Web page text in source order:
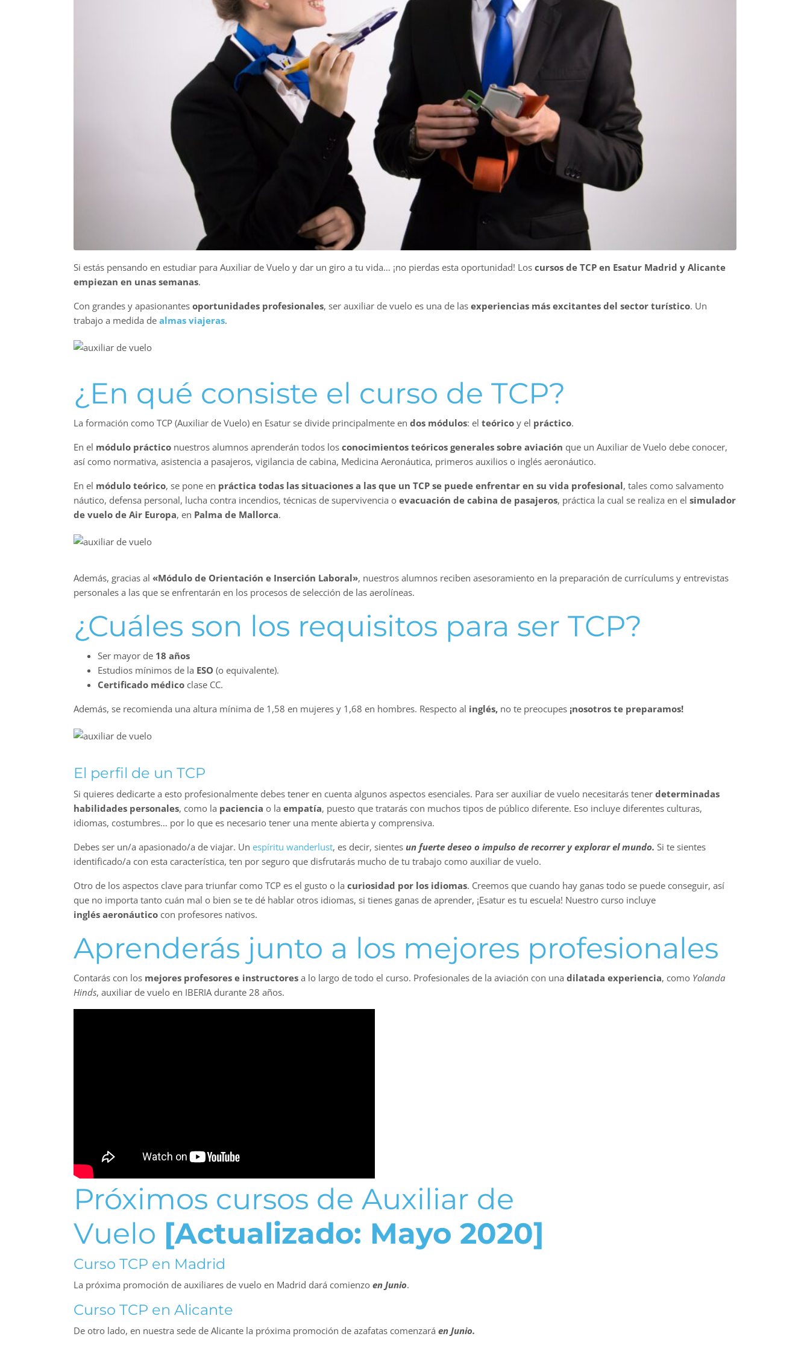
Si estás pensando en estudiar para Auxiliar de Vuelo y dar un giro a tu vida… ¡no pierdas esta oportunidad! Los cursos de TCP en Esatur Madrid y Alicante
empiezan en unas semanas.
Con grandes y apasionantes oportunidades profesionales, ser auxiliar de vuelo es una de las experiencias más excitantes del sector turístico. Un
trabajo a medida de almas viajeras.
¿En qué consiste el curso de TCP?
La formación como TCP (Auxiliar de Vuelo) en Esatur se divide principalmente en dos módulos: el teórico y el práctico.
En el módulo práctico nuestros alumnos aprenderán todos los conocimientos teóricos generales sobre aviación que un Auxiliar de Vuelo debe conocer,
así como normativa, asistencia a pasajeros, vigilancia de cabina, Medicina Aeronáutica, primeros auxilios o inglés aeronáutico.
En el módulo teórico, se pone en práctica todas las situaciones a las que un TCP se puede enfrentar en su vida profesional, tales como salvamento
náutico, defensa personal, lucha contra incendios, técnicas de supervivencia o evacuación de cabina de pasajeros, práctica la cual se realiza en el simulador
de vuelo de Air Europa, en Palma de Mallorca.
Además, gracias al «Módulo de Orientación e Inserción Laboral», nuestros alumnos reciben asesoramiento en la preparación de currículums y entrevistas
personales a las que se enfrentarán en los procesos de selección de las aerolíneas.
¿Cuáles son los requisitos para ser TCP?
Ser mayor de 18 años
Estudios mínimos de la ESO (o equivalente).
Certificado médico clase CC.
Además, se recomienda una altura mínima de 1,58 en mujeres y 1,68 en hombres. Respecto al inglés, no te preocupes ¡nosotros te preparamos!
El perfil de un TCP
Si quieres dedicarte a esto profesionalmente debes tener en cuenta algunos aspectos esenciales. Para ser auxiliar de vuelo necesitarás tener determinadas
habilidades personales, como la paciencia o la empatía, puesto que tratarás con muchos tipos de público diferente. Eso incluye diferentes culturas,
idiomas, costumbres… por lo que es necesario tener una mente abierta y comprensiva.
Debes ser un/a apasionado/a de viajar. Un espíritu wanderlust, es decir, sientes un fuerte deseo o impulso de recorrer y explorar el mundo. Si te sientes
identificado/a con esta característica, ten por seguro que disfrutarás mucho de tu trabajo como auxiliar de vuelo.
Otro de los aspectos clave para triunfar como TCP es el gusto o la curiosidad por los idiomas. Creemos que cuando hay ganas todo se puede conseguir, así
que no importa tanto cuán mal o bien se te dé hablar otros idiomas, si tienes ganas de aprender, ¡Esatur es tu escuela! Nuestro curso incluye
inglés aeronáutico con profesores nativos.
Aprenderás junto a los mejores profesionales
Contarás con los mejores profesores e instructores a lo largo de todo el curso. Profesionales de la aviación con una dilatada experiencia, como Yolanda
Hinds, auxiliar de vuelo en IBERIA durante 28 años.
Próximos cursos de Auxiliar de
Vuelo [Actualizado: Mayo 2020]
Curso TCP en Madrid
La próxima promoción de auxiliares de vuelo en Madrid dará comienzo en Junio.
Curso TCP en Alicante
De otro lado, en nuestra sede de Alicante la próxima promoción de azafatas comenzará en Junio.